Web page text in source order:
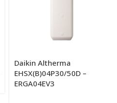
Daikin Altherma
EHSX(B)04P30/50D –
ERGA04EV3